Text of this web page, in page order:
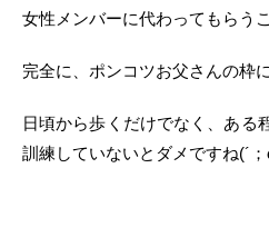
女性メンバーに代わってもらう
完全に、ポンコツお父さんの枠
日頃から歩くだけでなく、ある
訓練していないとダメですね(´